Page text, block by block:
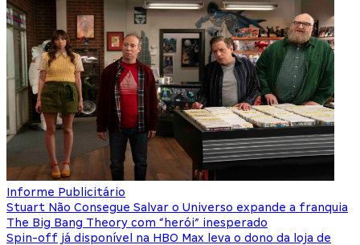
Informe Publicitário
Stuart Não Consegue Salvar o Universo expande a franquia
The Big Bang Theory com “herói” inesperado
Spin-off já disponível na HBO Max leva o dono da loja de